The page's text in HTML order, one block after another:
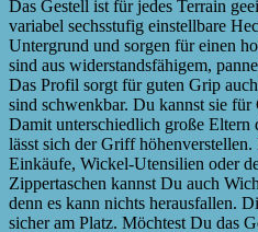
Das Gestell ist für jedes Terrain
variabel sechsstufig einstellbare
Untergrund und sorgen für einen
sind aus widerstandsfähigem,
Das Profil sorgt für guten Grip
sind schwenkbar. Du kannst sie für
Damit unterschiedlich große Eltern
lässt sich der Griff
Einkäufe, Wickel-Utensilien oder
Zippertaschen kannst Du auch
denn es kann nichts herausfallen.
sicher am Platz. Möchtest Du das